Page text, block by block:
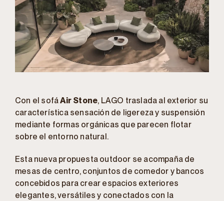
Con el sofáAir Stone, LAGO traslada al exterior su
característica sensación de ligereza y suspensión
mediante formas orgánicas que parecen flotar
sobre el entorno natural.
Esta nueva propuesta outdoor se acompaña de
mesas de centro, conjuntos de comedor y bancos
concebidos para crear espacios exteriores
elegantes, versátiles y conectados con la